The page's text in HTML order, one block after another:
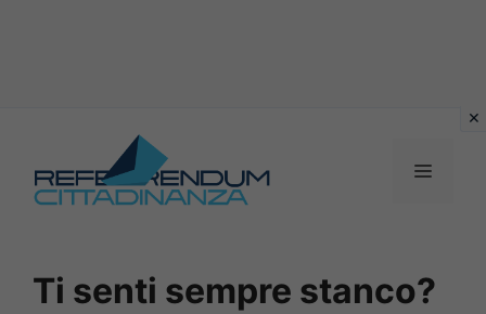
contenuto
MENU
Ti senti sempre stanco?